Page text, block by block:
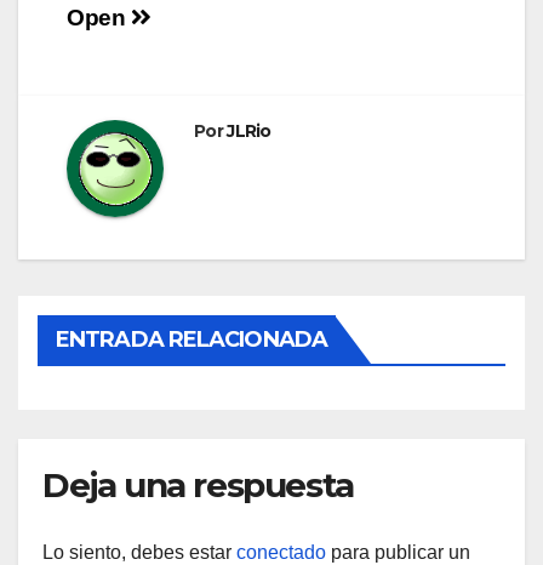
de
Open
PorJLRio
ENTRADA RELACIONADA
Deja una respuesta
Lo siento, debes estar conectado para publicar un